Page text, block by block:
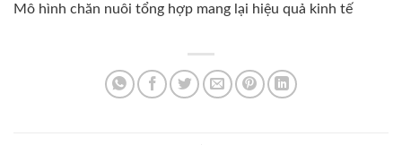
Mô hình chăn nuôi tổng hợp mang lại hiệu quả kinh tế